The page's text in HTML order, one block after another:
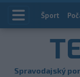
Index
Šport
Spravodajský